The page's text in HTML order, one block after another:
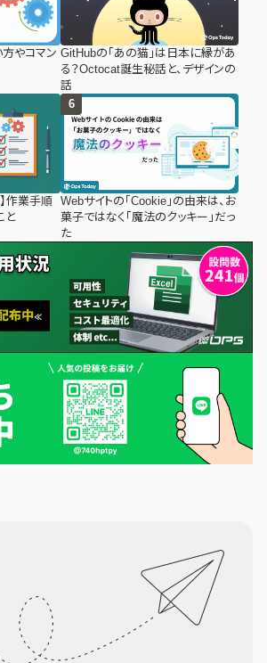
やコマン GitHubの「あの猫」は日本に縁があ
る？Octocat誕生秘話と、デザインの
話
作業手順
と
Webサイトの「Cookie」の由来は、お
菓子ではなく「魔法のクッキー」だっ
た